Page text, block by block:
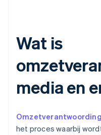
Wat is
media en
Omzetverantwoording
het proces waarbij